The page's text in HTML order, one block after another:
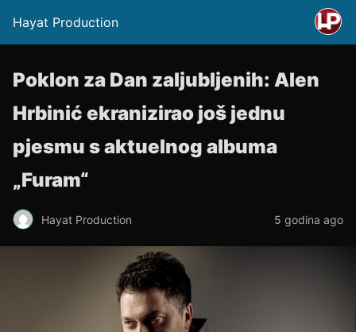
Hayat Production
Poklon za Dan zaljubljenih: Alen
Hrbinić ekranizirao još jednu
pjesmu s aktuelnog albuma
„Furam“
Hayat Production 5 godina ago